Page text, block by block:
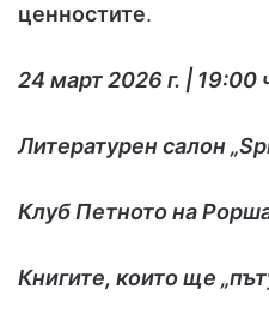
ценностите.
24 март 2026 г. | 19:00
Литературен салон
Клуб Петното на
Книгите, които ще